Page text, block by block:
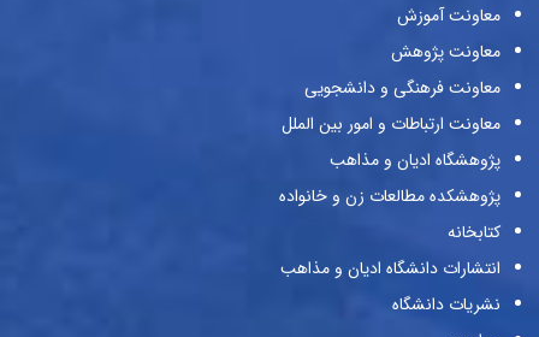
معاونت آموزش
معاونت پژوهش
معاونت فرهنگی و دانشجویی
معاونت ارتباطات و امور بین الملل
پژوهشگاه ادیان و مذاهب
پژوهشکده مطالعات زن و خانواده
کتابخانه
انتشارات دانشگاه ادیان و مذاهب
نشریات دانشگاه